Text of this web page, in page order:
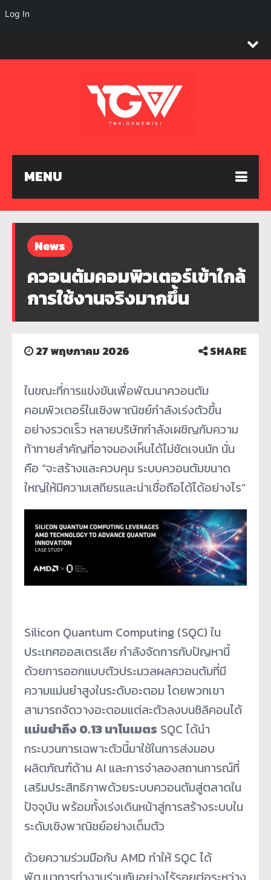
MENU
News
ควอนตัมคอมพิวเตอร์เข้าใกล้
การใช้งานจริงมากขึ้น
27 พฤษภาคม 2026 SHARE
ในขณะที่การแข่งขันเพื่อพัฒนาควอนตัม
คอมพิวเตอร์ในเชิงพาณิชย์กำลังเร่งตัวขึ้น
อย่างรวดเร็ว หลายบริษัทกำลังเผชิญกับความ
ท้าทายสำคัญที่อาจมองเห็นได้ไม่ชัดเจนนัก นั่น
คือ “จะสร้างและควบคุม ระบบควอนตัมขนาด
ใหญ่ให้มีความเสถียรและน่าเชื่อถือได้ได้อย่างไร”
Silicon Quantum Computing (SQC) ใน
ประเทศออสเตรเลีย กำลังจัดการกับปัญหานี้
ด้วยการออกแบบตัวประมวลผลควอนตัมที่มี
ความแม่นยำสูงในระดับอะตอม โดยพวกเขา
สามารถจัดวางอะตอมแต่ละตัวลงบนซิลิคอนได้
แม่นยำถึง 0.13 นาโนเมตร SQC ได้นำ
กระบวนการเฉพาะตัวนี้มาใช้ในการส่งมอบ
ผลิตภัณฑ์ด้าน AI และการจำลองสถานการณ์ที่
เสริมประสิทธิภาพด้วยระบบควอนตัมสู่ตลาดใน
ปัจจุบัน พร้อมทั้งเร่งเดินหน้าสู่การสร้างระบบใน
ระดับเชิงพาณิชย์อย่างเต็มตัว
ด้วยความร่วมมือกับ AMD ทำให้ SQC ได้
Log In